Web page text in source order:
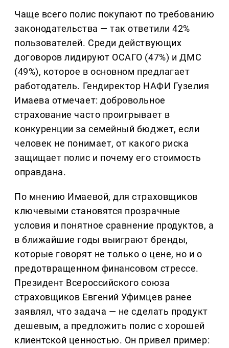
Чаще всего полис покупают по требованию
законодательства — так ответили 42%
пользователей. Среди действующих
договоров лидируют ОСАГО (47%) и ДМС
(49%), которое в основном предлагает
работодатель. Гендиректор НАФИ Гузелия
Имаева отмечает: добровольное
страхование часто проигрывает в
конкуренции за семейный бюджет, если
человек не понимает, от какого риска
защищает полис и почему его стоимость
оправдана.
По мнению Имаевой, для страховщиков
ключевыми становятся прозрачные
условия и понятное сравнение продуктов, а
в ближайшие годы выиграют бренды,
которые говорят не только о цене, но и о
предотвращенном финансовом стрессе.
Президент Всероссийского союза
страховщиков Евгений Уфимцев ранее
заявлял, что задача — не сделать продукт
дешевым, а предложить полис с хорошей
клиентской ценностью. Он привел пример: